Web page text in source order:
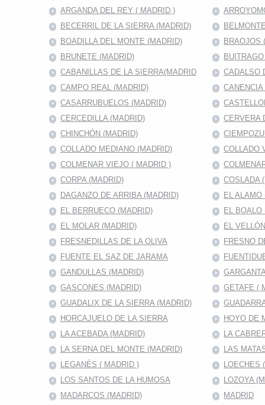
ARGANDA DEL REY ( MADRID )
BECERRIL DE LA SIERRA (MADRID)
BOADILLA DEL MONTE (MADRID)
BRAOJOS
BRUNETE (MADRID)
CABANILLAS DE LA SIERRA(MADRID
CADALSO
CAMPO REAL (MADRID)
CASARRUBUELOS (MADRID)
CERCEDILLA (MADRID)
CERVERA
CHINCHÓN (MADRID)
COLLADO MEDIANO (MADRID)
COLLADO
COLMENAR VIEJO ( MADRID )
CORPA (MADRID)
COSLADA
DAGANZO DE ARRIBA (MADRID)
EL ALAMO
EL BERRUECO (MADRID)
EL BOALO
EL MOLAR (MADRID)
EL
FRESNEDILLAS DE LA OLIVA
FRESNO
FUENTE EL SAZ DE JARAMA
GANDULLAS (MADRID)
GASCONES (MADRID)
GETAFE (
GUADALIX DE LA SIERRA (MADRID)
HORCAJUELO DE LA SIERRA
HOYO DE
LA ACEBADA (MADRID)
LA
LA SERNA DEL MONTE (MADRID)
LAS
LEGANÉS ( MADRID )
LOECHES
LOS SANTOS DE LA HUMOSA
LOZOYA
MADARCOS (MADRID)
MADRID